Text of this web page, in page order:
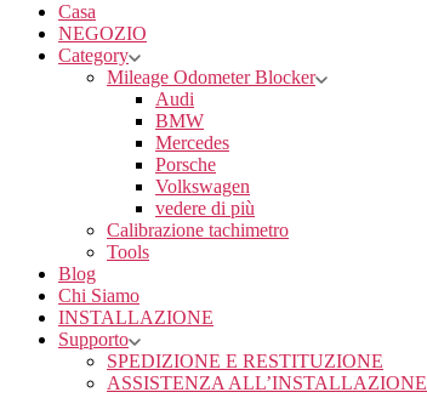
Casa
NEGOZIO
Category
Mileage Odometer Blocker
Audi
BMW
Mercedes
Porsche
Volkswagen
vedere di più
Calibrazione tachimetro
Tools
Blog
Chi Siamo
INSTALLAZIONE
Supporto
SPEDIZIONE E RESTITUZIONE
ASSISTENZA ALL’INSTALLAZIONE